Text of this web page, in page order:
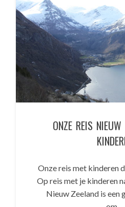
ONZE REIS
Onze reis met kinderen
Op reis met je kinderen
Nieuw Zeeland is een